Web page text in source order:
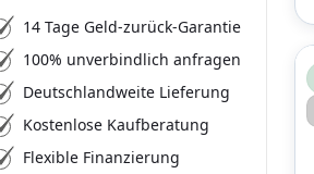
14 Tage Geld-zurück-Garantie
100% unverbindlich anfragen
Deutschlandweite Lieferung
Kostenlose Kaufberatung
Flexible Finanzierung